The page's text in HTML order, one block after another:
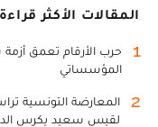
المقالات الأكثر قراءة
1
حرب الأرقام تعمق
المؤسساتي
2
المعارضة التونسية
لقيس سعيد يكرس